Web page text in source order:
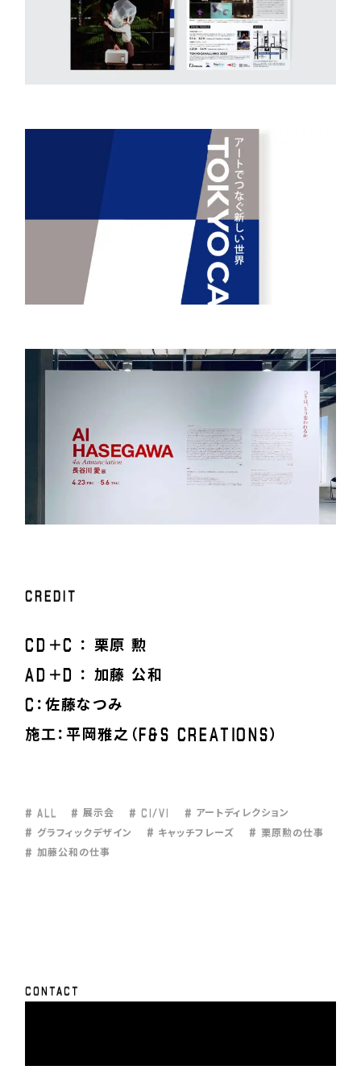
CREDIT
CD ＋C ： 栗原 勲
AD ＋D ： 加藤 公和
C ：佐藤なつみ
施工：平岡雅之（F&S CREATIONS）
# ALL # 展示会 # C I/VI # アートディレクション
# グラフィックデザイン # キャッチフレーズ # 栗原勲の仕事
# 加藤公和の仕事
CONTACT